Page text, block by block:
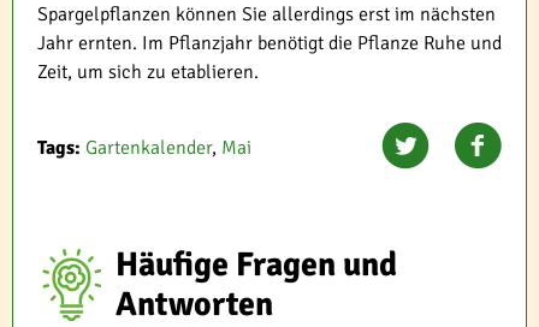
Spargelpflanzen können Sie allerdings erst im nächsten
Jahr ernten. Im Pflanzjahr benötigt die Pflanze Ruhe und
Zeit, um sich zu etablieren.
Tags: Gartenkalender, Mai
Häufige Fragen und
Antworten